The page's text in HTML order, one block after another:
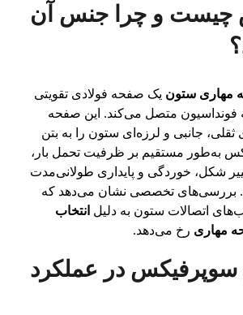
چیست و چرا جنس آن
مهاری ستون یک صفحه فولادی تقویتی
فونداسیون متصل می‌کند. این صفحه
ثقلی، جانبی و لرزه‌ای ستون را به بتن
به‌طور مستقیم بر ظرفیت تحمل بار،
شکل، خوردگی و پایداری طولانی‌مدت
بررسی‌های تخصصی نشان می‌دهد که
اتصالات ستون به دلیل انتخاب
مهاری رخ می‌دهد.
در عملکرد